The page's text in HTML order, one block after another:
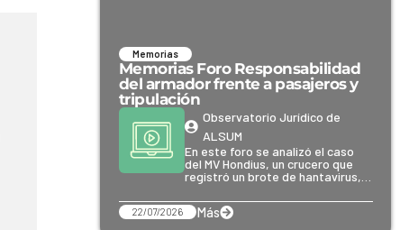
Memorias
Memorias Foro Responsabilidad
del armador frente a pasajeros y
tripulación
Observatorio Jurídico de
ALSUM
En este foro se analizó el caso
del MV Hondius, un crucero que
registró un brote de hantavirus,…
22/07/2026 Más